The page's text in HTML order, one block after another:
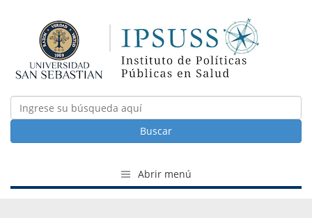
Buscar
Abrir menú